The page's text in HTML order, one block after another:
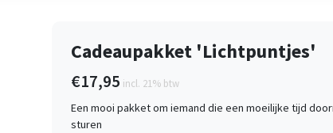
Cadeaupakket 'Lichtpuntjes'
€17,95 incl. 21% btw
Een mooi pakket om iemand die een moeilijke tijd
sturen